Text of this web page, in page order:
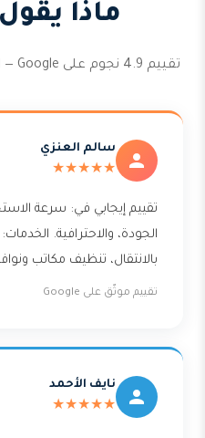
ماذا
تقييم 4.9 نجوم على Google — العمرية وجميع مناطق الكويت
سالم العنزي
★★★★★
تقييم إيجابي في: سرعة
الجودة، والاحترافية.
بالانتقال، تنظيف مكاتب
تقييم موثّق على Google
نايف الأحمد
★★★★★